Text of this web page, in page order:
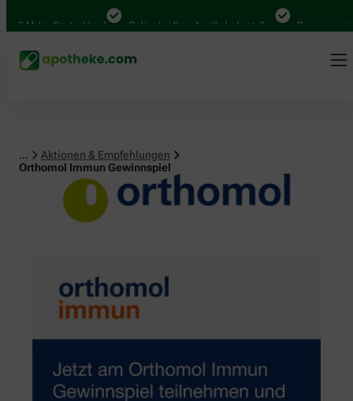
in Deutschland Online bei Ihrer Apotheke bestellen Bequem
...
Aktionen & Empfehlungen
Orthomol Immun Gewinnspiel